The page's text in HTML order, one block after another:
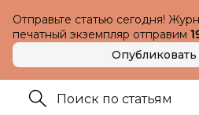
Отправьте статью сегодня!
печатный экземпляр отправим
Опубликовать